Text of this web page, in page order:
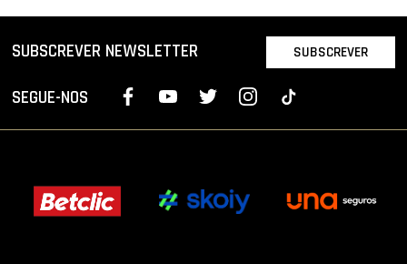
SUBSCREVER NEWSLETTER SUBSCREVER
SEGUE-NOS